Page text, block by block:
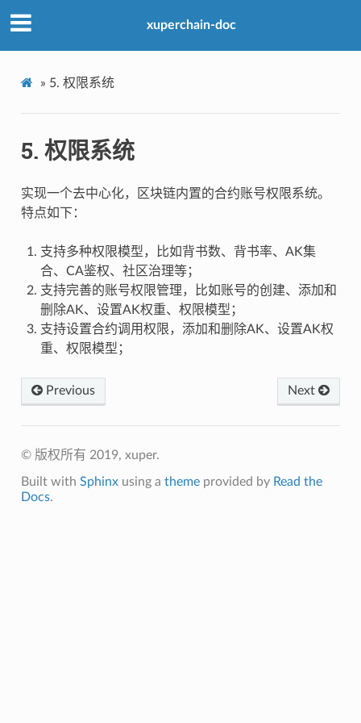
xuperchain-doc
» 5. 权限系统
5. 权限系统
实现一个去中心化，区块链内置的合约账号权限系统。
特点如下：
支持多种权限模型，比如背书数、背书率、AK集
合、CA鉴权、社区治理等；
支持完善的账号权限管理，比如账号的创建、添加和
删除AK、设置AK权重、权限模型；
支持设置合约调用权限，添加和删除AK、设置AK权
重、权限模型；
Next
Previous
© 版权所有 2019, xuper.
Built with Sphinxusing a themeprovided by Read the
Docs.